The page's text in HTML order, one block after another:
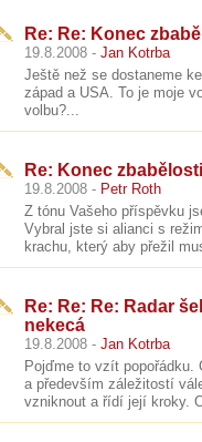
Re: Re: Konec
19.8.2008 - Jan Kotrba
Ještě než se dostaneme
západ a USA. To je moje
volbu?...
Re: Konec
19.8.2008 - Petr Roth
Z tónu Vašeho příspěvku
Vybral jste si alianci s
krachu, který aby přežil
Re: Re: Re: Radar
nekecá
19.8.2008 - Jan Kotrba
Pojďme to vzít popořádku.
a především záležitostí
vzniknout a řídí její kroky.